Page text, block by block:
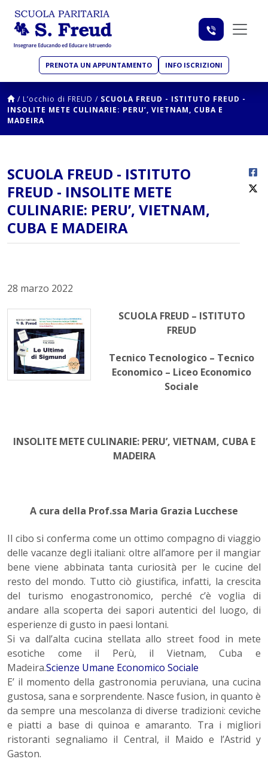
PRENOTA UN APPUNTAMENTO INFO ISCRIZIONI
/ L’occhio di FREUD / SCUOLA FREUD - ISTITUTO FREUD -
INSOLITE METE CULINARIE: PERU’, VIETNAM, CUBA E
MADEIRA
SCUOLA FREUD - ISTITUTO
FREUD - INSOLITE METE
CULINARIE: PERU’, VIETNAM,
CUBA E MADEIRA
28 marzo 2022
SCUOLA FREUD – ISTITUTO
FREUD
Tecnico Tecnologico – Tecnico
Economico – Liceo Economico
Sociale
INSOLITE METE CULINARIE: PERU’, VIETNAM, CUBA E
MADEIRA
A cura della Prof.ssa Maria Grazia Lucchese
Il cibo si conferma come un ottimo compagno di viaggio
delle vacanze degli italiani: oltre all’amore per il mangiar
bene viene abbinata tanta curiosità per le cucine del
resto del mondo. Tutto ciò giustifica, infatti, la crescita
del turismo enogastronomico, perché c’è voglia di
andare alla scoperta dei sapori autentici del luogo, di
esperienze di gusto in paesi lontani.
Si va dall’alta cucina stellata allo street food in mete
esotiche come il Perù, il Vietnam, Cuba e
Madeira.Scienze Umane Economico Sociale
E’ il momento della gastronomia peruviana, una cucina
gustosa, sana e sorprendente. Nasce fusion, in quanto è
da sempre una mescolanza di diverse tradizioni: ceviche
e piatti a base di quinoa e amaranto. Tra i migliori
ristoranti segnaliamo il Central, il Maido e l’Astrid y
Gaston.